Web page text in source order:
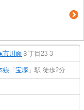
市川面 ３丁目23-3
線 「 宝塚 」駅 徒歩2分